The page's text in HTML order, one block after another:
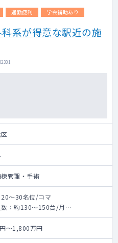
月時点で80名程度、右肩上がりで
末期、在宅酸素の方は1割、バルー
割弱、指定難病の方は0.5割、胃ろ
名
数≫
件～10件程度です。
も対応できるよう、余裕を持った
ルにしています。
制≫
師1名＋看護師1名or2名＋ドライ
体制
れ≫
勤
前日夜間対応患者の申し送りを
有（20時間）
通勤便利 学会補助あり
系が得意な駅近の施
管理・手術
～30名位/コマ
：約130～150台/月
約40～50件/月
～1,800万円